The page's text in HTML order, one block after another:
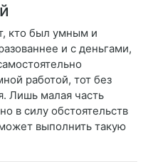
кто был умным и
и с деньгами,
работой, тот без
Лишь малая часть
в силу обстоятельств
выполнить такую